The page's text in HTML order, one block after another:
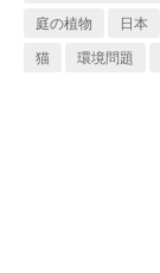
庭の植物
日本
猫
環境問題